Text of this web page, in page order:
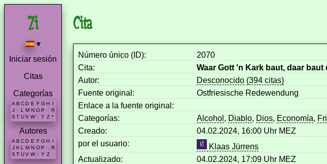
▾
Iniciar sesión
Citas
Categorías
A B C D E F G H I
J K L M N O P Q R
S T U V W X Y Z *
Autores
A B C D E F G H
J K L M N O P Q R
S T U V W X Y Z *
Cita
Número único (ID):
2070
Cita:
Waar Gott 'n Kark baut, daar
Autor:
Desconocido (394 citas)
Fuente original:
Ostfriesische Redewendung
Enlace a la fuente original:
Categorías:
Alcohol , Diablo, Dios, Economía,
Creado:
04.02.2024, 16:00 Uhr MEZ
por el usuario:
Klaas Jürrens
Actualizado:
04.02.2024, 17:09 Uhr MEZ